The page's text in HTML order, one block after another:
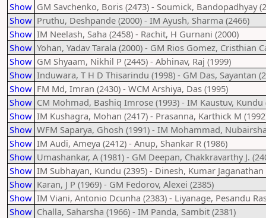
Show GM Savchenko, Boris (2473) - Soumick, Bandopadhyay
Show Pruthu, Deshpande (2000) - IM Ayush, Sharma (2466)
Show IM Neelash, Saha (2458) - Rachit, H Gurnani (2000)
Show Yohan, Yadav Tarala (2000) - GM Rios Gomez, Cristhian
Show GM Shyaam, Nikhil P (2445) - Abhinav, Raj (1999)
Show Induwara, T H D Thisarindu (1998) - GM Das, Sayantan
Show FM Md, Imran (2430) - WCM Arshiya, Das (1995)
Show CM Mohmad, Bashiq Imrose (1993) - IM Kaustuv, Kundu
Show IM Kushagra, Mohan (2417) - Prasanna, Karthick M
Show WFM Saparya, Ghosh (1991) - IM Mohammad,
Show IM Audi, Ameya (2412) - Anup, Shankar R (1986)
Show Umashankar, A (1981) - GM Deepan, Chakkravarthy J.
Show IM Subhayan, Kundu (2395) - Dinesh, Kumar Jaganathan
Show Karan, J P (1969) - GM Fedorov, Alexei (2385)
Show IM Viani, Antonio Dcunha (2383) - Liyanage, Pesandu
Show Challa, Saharsha (1966) - IM Panda, Sambit (2381)